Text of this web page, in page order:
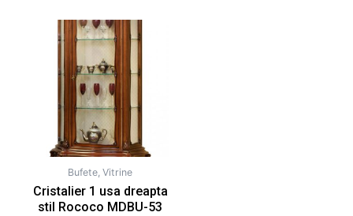
Bufete, Vitrine
Cristalier 1 usa dreapta
stil Rococo MDBU-53